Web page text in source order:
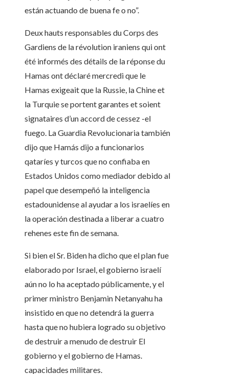
están actuando de buena fe o no”.
Deux hauts responsables du Corps des
Gardiens de la révolution iraniens qui ont
été informés des détails de la réponse du
Hamas ont déclaré mercredi que le
Hamas exigeait que la Russie, la Chine et
la Turquie se portent garantes et soient
signataires d’un accord de cessez -el
fuego. La Guardia Revolucionaria también
dijo que Hamás dijo a funcionarios
qataríes y turcos que no confiaba en
Estados Unidos como mediador debido al
papel que desempeñó la inteligencia
estadounidense al ayudar a los israelíes en
la operación destinada a liberar a cuatro
rehenes este fin de semana.
Si bien el Sr. Biden ha dicho que el plan fue
elaborado por Israel, el gobierno israelí
aún no lo ha aceptado públicamente, y el
primer ministro Benjamin Netanyahu ha
insistido en que no detendrá la guerra
hasta que no hubiera logrado su objetivo
de destruir a menudo de destruir El
gobierno y el gobierno de Hamas.
capacidades militares.